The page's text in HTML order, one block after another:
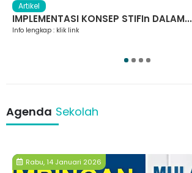
Artikel
IMPLEMENTASI KONSEP STIFIn DALAM...
Info lengkap : klik link
Agenda Sekolah
Rabu, 14 Januari 2026